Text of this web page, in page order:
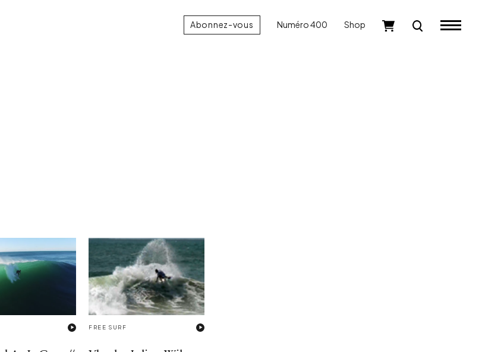
Abonnez-vous Numéro 400 Shop
FREE SURF